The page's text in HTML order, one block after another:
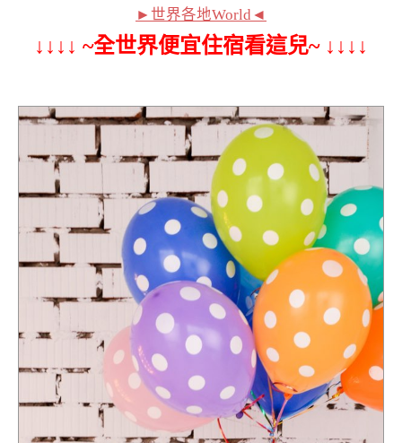
►世界各地World◄
↓↓↓↓ ~全世界便宜住宿看這兒~ ↓↓↓↓